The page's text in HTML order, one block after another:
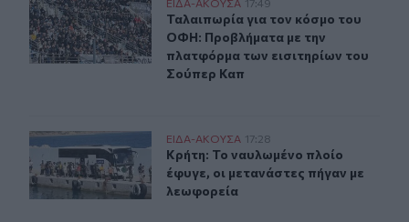
Ταλαιπωρία για τον κόσμο του ΟΦΗ: Προβλήματα με
Ταλαιπωρία για τον κόσμο του
Ταλαιπωρία για τον κόσμο του
ΟΦΗ: Προβλήματα με την
πλατφόρμα των εισιτηρίων του
Σούπερ Καπ
Κρήτη: Το ναυλωμένο πλοίο έφυγε, οι μετανάστες
ΕΙΔΑ-ΑΚΟΥΣΑ 17:28
Κρήτη: Το ναυλωμένο πλοίο έφυγε,
Κρήτη: Το ναυλωμένο πλοίο
έφυγε, οι μετανάστες πήγαν με
λεωφορεία